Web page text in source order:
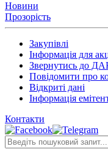
Новини
Прозорість
Закупівлі
Інформація для
Звернутись до
Повідомити про
Відкриті дані
Інформація
Контакти